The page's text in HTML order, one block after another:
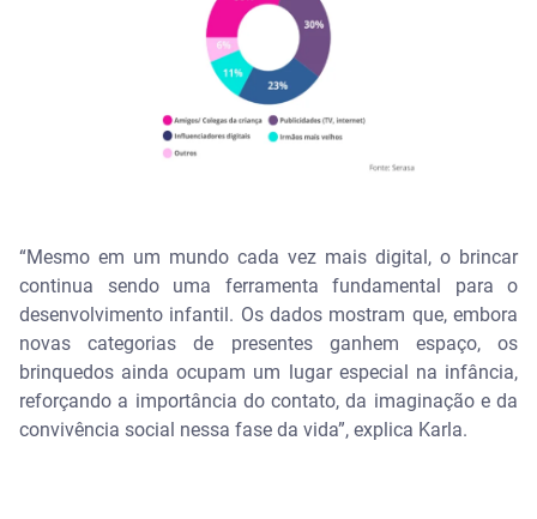
“Mesmo em um mundo cada vez mais digital, o brincar
continua sendo uma ferramenta fundamental para o
desenvolvimento infantil. Os dados mostram que, embora
novas categorias de presentes ganhem espaço, os
brinquedos ainda ocupam um lugar especial na infância,
reforçando a importância do contato, da imaginação e da
convivência social nessa fase da vida”, explica Karla.